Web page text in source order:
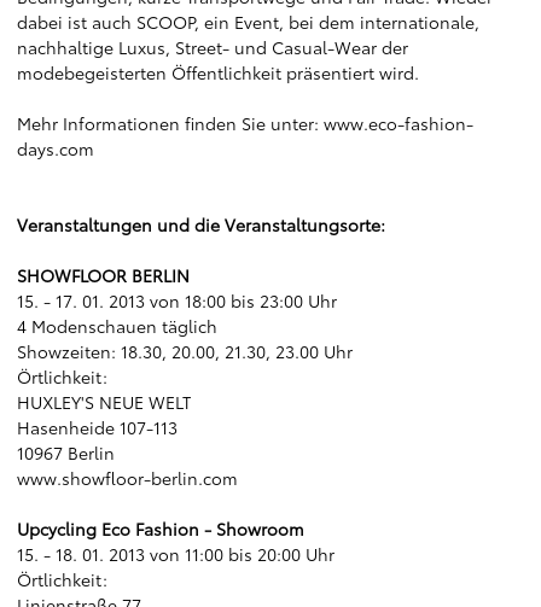
dabei ist auch SCOOP, ein Event, bei dem internationale,
nachhaltige Luxus, Street- und Casual-Wear der
modebegeisterten Öffentlichkeit präsentiert wird.
Mehr Informationen finden Sie unter: www.eco-fashion-
days.com
Veranstaltungen und die Veranstaltungsorte:
SHOWFLOOR BERLIN
15. - 17. 01. 2013 von 18:00 bis 23:00 Uhr
4 Modenschauen täglich
Showzeiten: 18.30, 20.00, 21.30, 23.00 Uhr
Örtlichkeit:
HUXLEY'S NEUE WELT
Hasenheide 107-113
10967 Berlin
www.showfloor-berlin.com
Upcycling Eco Fashion - Showroom
15. - 18. 01. 2013 von 11:00 bis 20:00 Uhr
Örtlichkeit: